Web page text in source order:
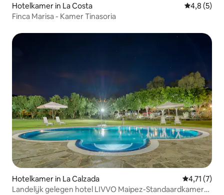
Hotelkamer in La Costa
4,8 (5)
Finca Marisa - Kamer Tinasoria
Hotelkamer in La Calzada
4,71 (7)
Landelijk gelegen hotel LIVVO Maipez-Standaardkamer